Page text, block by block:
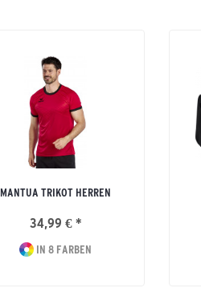
MANTUA TRIKOT HERREN
34,99 € *
IN 8 FARBEN